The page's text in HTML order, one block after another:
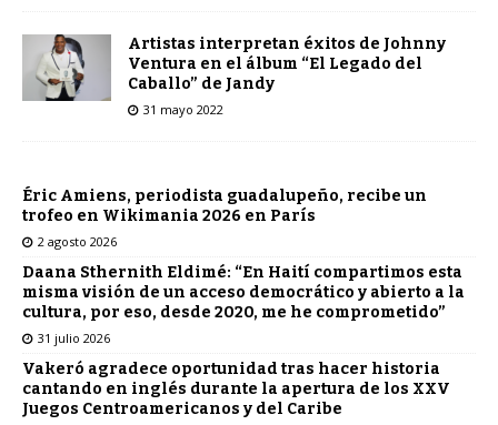
Artistas interpretan éxitos de Johnny
Ventura en el álbum “El Legado del
Caballo” de Jandy
31 mayo 2022
Éric Amiens, periodista guadalupeño, recibe un
trofeo en Wikimania 2026 en París
2 agosto 2026
Daana Sthernith Eldimé: “En Haití compartimos esta
misma visión de un acceso democrático y abierto a la
cultura, por eso, desde 2020, me he comprometido”
31 julio 2026
Vakeró agradece oportunidad tras hacer historia
cantando en inglés durante la apertura de los XXV
Juegos Centroamericanos y del Caribe